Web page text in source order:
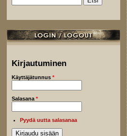
Hakulomake
Kirjautuminen
Käyttäjätunnus *
Salasana *
Pyydä uutta salasanaa